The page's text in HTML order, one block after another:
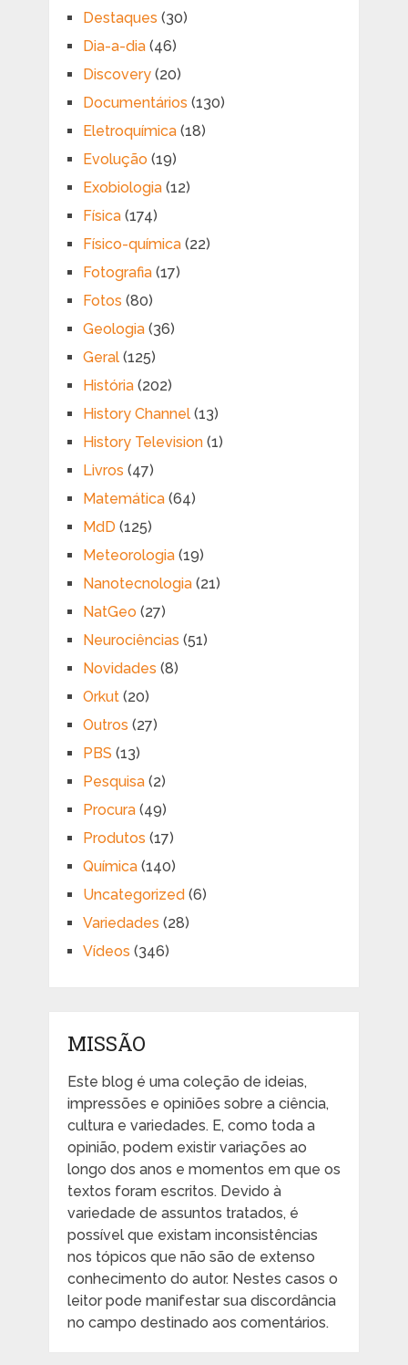
Destaques (30)
Dia-a-dia(46)
Discovery(20)
Documentários (130)
Eletroquímica(18)
Evolução (19)
Exobiologia(12)
Física(174)
Físico-química(22)
Fotografia(17)
Fotos (80)
Geologia(36)
Geral(125)
História(202)
History Channel(13)
History Television(1)
Livros (47)
Matemática(64)
MdD (125)
Meteorologia(19)
Nanotecnologia(21)
NatGeo (27)
Neurociências (51)
Novidades (8)
Orkut(20)
Outros (27)
PBS (13)
Pesquisa(2)
Procura(49)
Produtos (17)
Química(140)
Uncategorized (6)
Variedades (28)
Vídeos (346)
MISSÃO
Este blog é uma coleção de ideias,
impressões e opiniões sobre a ciência,
cultura e variedades. E, como toda a
opinião, podem existir variações ao
longo dos anos e momentos em que os
textos foram escritos. Devido à
variedade de assuntos tratados, é
possível que existam inconsistências
nos tópicos que não são de extenso
conhecimento do autor. Nestes casos o
leitor pode manifestar sua discordância
no campo destinado aos comentários.